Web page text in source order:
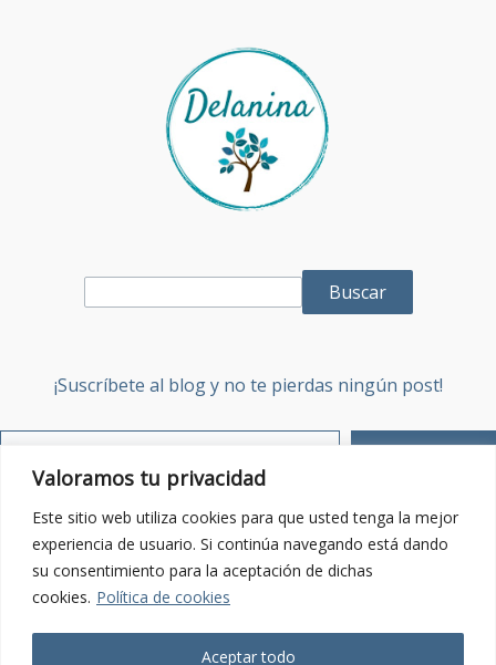
Valoramos tu privacidad
Este sitio web utiliza cookies para que usted tenga la mejor
experiencia de usuario. Si continúa navegando está dando
su consentimiento para la aceptación de dichas
cookies. Política de cookies
Aceptar todo
Buscar
¡Suscríbete al blog y no te pierdas ningún post!
Sobre mí
Contacta:Enviar email
Política de Privacidad